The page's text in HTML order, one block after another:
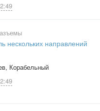
2:49
нескольких направлений
Корабельный
2:49